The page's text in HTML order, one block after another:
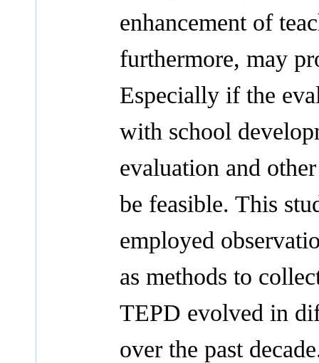
enhancement of
furthermore, may
Especially if the
with school
evaluation and
be feasible. This
employed
as methods to
TEPD evolved in
over the past